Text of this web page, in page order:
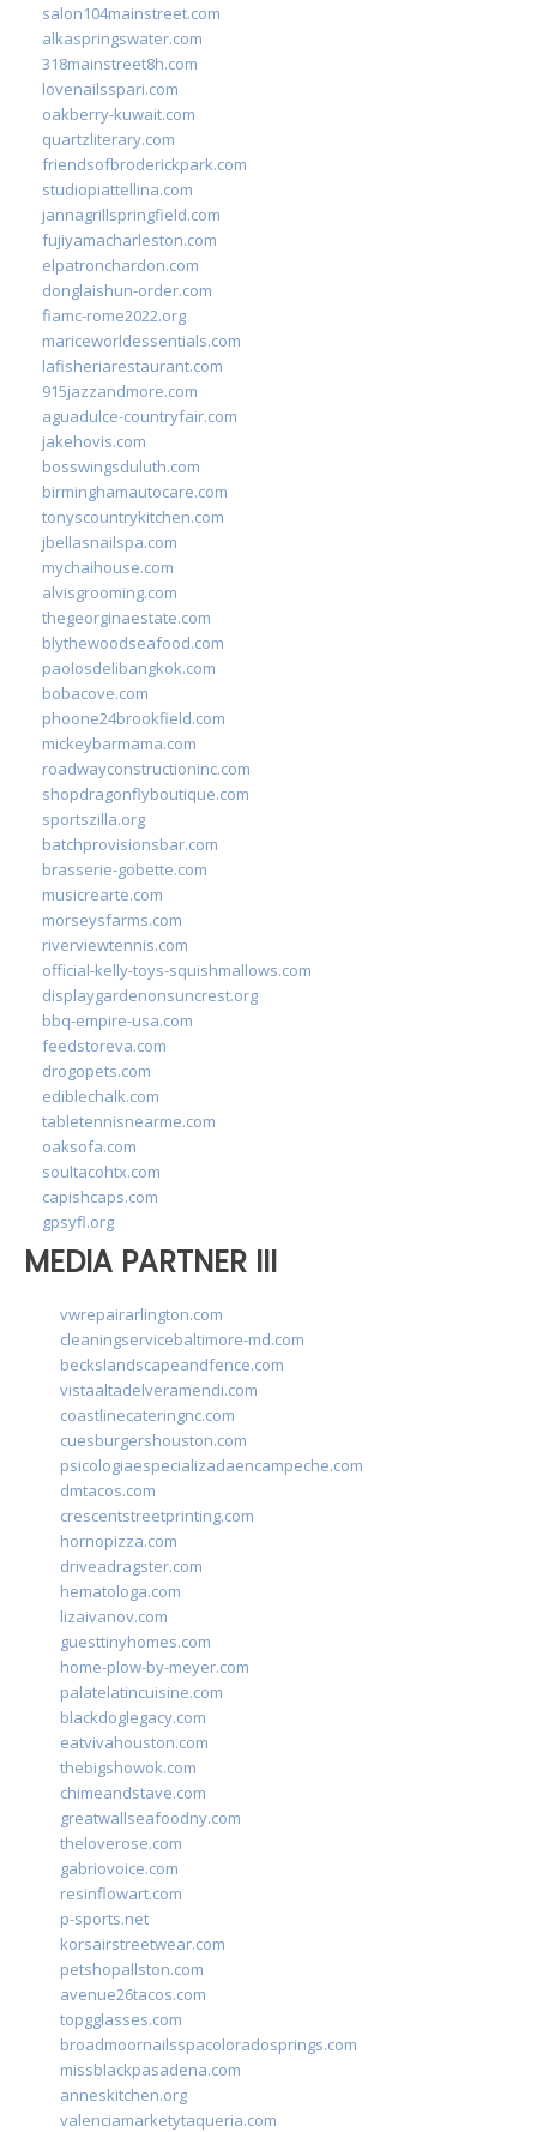
salon104mainstreet.com
alkaspringswater.com
318mainstreet8h.com
lovenailsspari.com
oakberry-kuwait.com
quartzliterary.com
friendsofbroderickpark.com
studiopiattellina.com
jannagrillspringfield.com
fujiyamacharleston.com
elpatronchardon.com
donglaishun-order.com
fiamc-rome2022.org
mariceworldessentials.com
lafisheriarestaurant.com
915jazzandmore.com
aguadulce-countryfair.com
jakehovis.com
bosswingsduluth.com
birminghamautocare.com
tonyscountrykitchen.com
jbellasnailspa.com
mychaihouse.com
alvisgrooming.com
thegeorginaestate.com
blythewoodseafood.com
paolosdelibangkok.com
bobacove.com
phoone24brookfield.com
mickeybarmama.com
roadwayconstructioninc.com
shopdragonflyboutique.com
sportszilla.org
batchprovisionsbar.com
brasserie-gobette.com
musicrearte.com
morseysfarms.com
riverviewtennis.com
official-kelly-toys-squishmallows.com
displaygardenonsuncrest.org
bbq-empire-usa.com
feedstoreva.com
drogopets.com
ediblechalk.com
tabletennisnearme.com
oaksofa.com
soultacohtx.com
capishcaps.com
gpsyfl.org
MEDIA PARTNER III
vwrepairarlington.com
cleaningservicebaltimore-md.com
beckslandscapeandfence.com
vistaaltadelveramendi.com
coastlinecateringnc.com
cuesburgershouston.com
psicologiaespecializadaencampeche.com
dmtacos.com
crescentstreetprinting.com
hornopizza.com
driveadragster.com
hematologa.com
lizaivanov.com
guesttinyhomes.com
home-plow-by-meyer.com
palatelatincuisine.com
blackdoglegacy.com
eatvivahouston.com
thebigshowok.com
chimeandstave.com
greatwallseafoodny.com
theloverose.com
gabriovoice.com
resinflowart.com
p-sports.net
korsairstreetwear.com
petshopallston.com
avenue26tacos.com
topgglasses.com
broadmoornailsspacoloradosprings.com
missblackpasadena.com
anneskitchen.org
valenciamarketytaqueria.com